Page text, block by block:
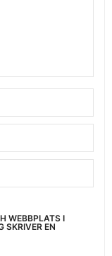
WEBBPLATS I
SKRIVER EN